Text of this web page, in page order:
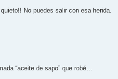
No puedes salir con esa herida.
“aceite de sapo” que robé…